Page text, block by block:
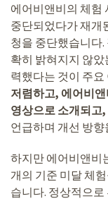
에어비앤비의 체험
중단되었다가 재개
청을 중단했습니다
확히 밝혀지지 않
력했다는 것이 주
저렴하고, 에어비
영상으로 소개되고
언급하며 개선 방
하지만 에어비앤비
개의 기준 미달 체
습니다. 정상적으